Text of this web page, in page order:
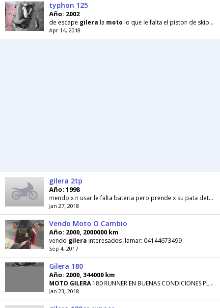
typhon 125
Año: 2002
de escape gilera la moto lo que le falta el piston de skipper 150 cc piaggio
Apr 14, 2018
gilera 2tp
Año: 1998
mendo x n usar le falta bateria pero prende x su pata detalles de carroceria como todas
Jan 27, 2018
Vendo Moto O Cambio
Año: 2000, 2000000 km
vendo gilera interesados llamar: 04144673499
Sep 4, 2017
Gilera 180
Año: 2000, 344000 km
MOTO GILERA180 RUNNER EN BUENAS CONDICIONES PLACA BOLIVARIANA PAPELES EN REGLA LE FUNCIONA
Jan 23, 2018